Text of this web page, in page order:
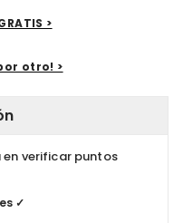
>
otro! >
verificar puntos
✓